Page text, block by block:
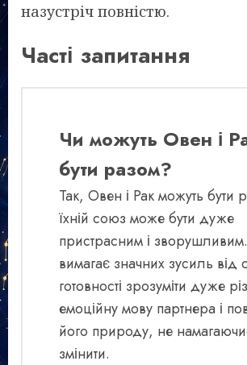
назустріч повністю.
Часті запитання
Чи можуть Овен і
бути разом?
Так, Овен і Рак можуть бути
їхній союз може бути дуже
пристрасним і
вимагає значних зусиль від
готовності зрозуміти дуже
емоційну мову партнера і
його природу, не
змінити.